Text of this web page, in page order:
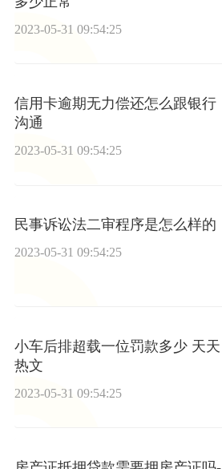
2023-05-31 09:54:25
信用卡逾期无力偿还怎么跟银行
沟通
2023-05-31 09:54:25
民事诉讼法二审程序是怎么样的
2023-05-31 09:54:25
小车后排超载一位罚款多少 天天
热文
2023-05-31 09:54:25